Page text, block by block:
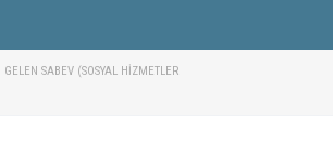
SABEV (SOSYAL HIZMETLER